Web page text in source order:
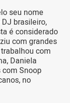
seu nome
brasileiro,
é considerado
com grandes
com
Daniela
Snoop
no